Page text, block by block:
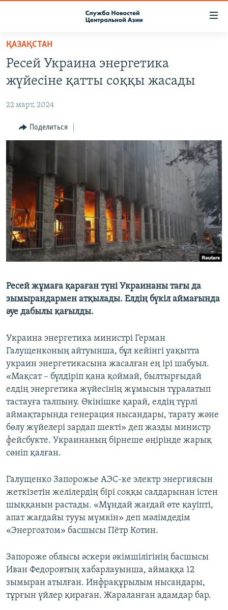
Вернуться
основному
содержанию
Вернутся
навигации
Вернутся
поиску
КОНТАКТЫ
RFE/RL ДИРЕКТ
НАСТОЯЩЕЕ ВРЕМЯ
ҚАЗАҚСТАН
Ресей Украина энергетика
жүйесіне қатты соққы жасады
22 март, 2024
Поделиться
Ресей жұмаға қараған түні Украинаны тағы да
зымырандармен атқылады. Елдің бүкіл аймағында
әуе дабылы қағылды.
Украина энергетика министрі Герман
Галущенконың айтуынша, бұл кейінгі уақытта
украин энергетикасына жасалған ең ірі шабуыл.
«Мақсат – бүлдіріп қана қоймай, былтырғыдай
елдің энергетика жүйесінің жұмысын тұралатып
тастауға талпыну. Өкінішке қарай, елдің түрлі
аймақтарында генерация нысандары, тарату және
бөлу жүйелері зардап шекті» деп жазды министр
фейсбукте. Украинаның бірнеше өңірінде жарық
сөніп қалған.
Галущенко Запорожье АЭС-ке электр энергиясын
жеткізетін желілердің бірі соққы салдарынан істен
шыққанын растады. «Мұндай жағдай өте қауіпті,
апат жағдайы тууы мүмкін» деп мәлімдедім
«Энергоатом» басшысы Пётр Котин.
Запороже облысы әскери әкімшілігінің басшысы
Иван Федоровтың хабарлауынша, аймаққа 12
зымыран атылған. Инфрақұрылым нысандары,
тұрғын үйлер қираған. Жараланған адамдар бар.